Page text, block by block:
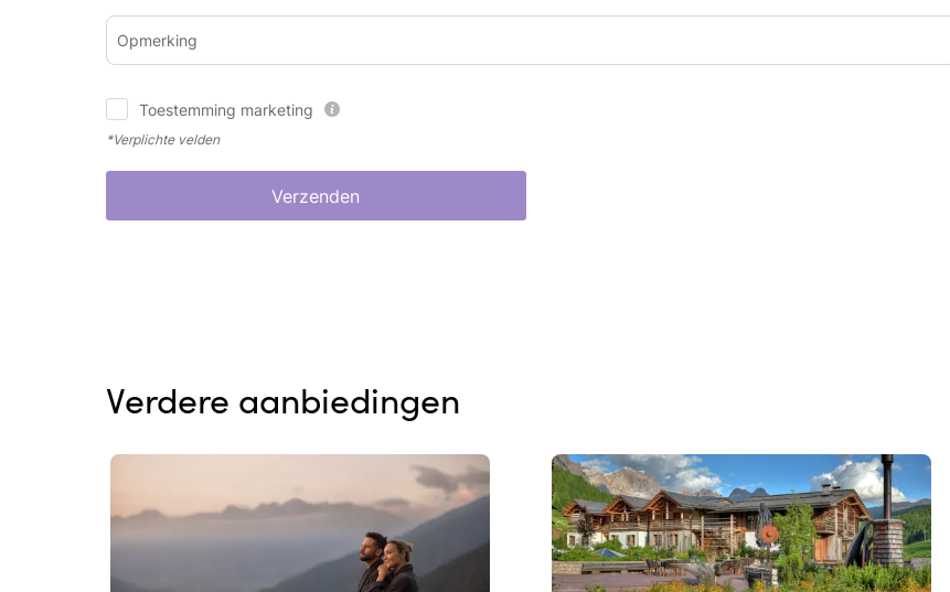
Opmerking
Toestemming marketing
*Verplichte velden
Verzenden
Verdere aanbiedingen